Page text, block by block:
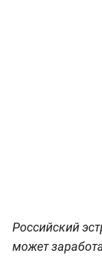
Российский
может